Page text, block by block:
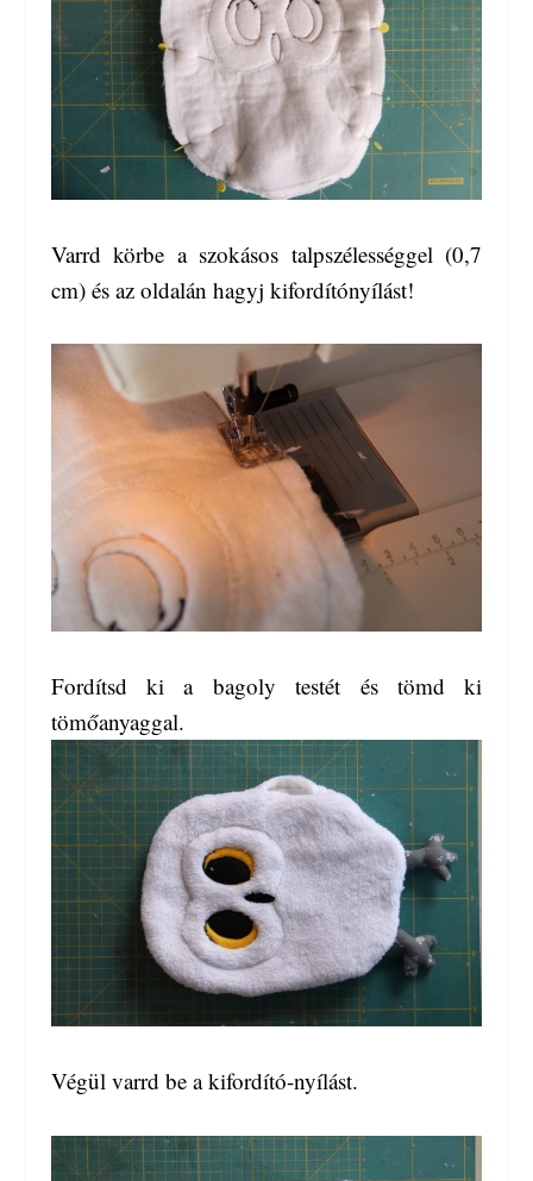
Varrd körbe a szokásos talpszélességgel (0,7
cm) és az oldalán hagyj kifordítónyílást!
Fordítsd ki a bagoly testét és tömd ki
tömőanyaggal.
Végül varrd be a kifordító-nyílást.